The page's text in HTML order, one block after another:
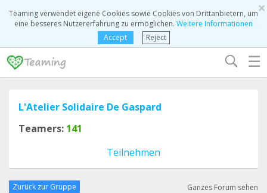
×
Teaming verwendet eigene Cookies sowie Cookies von Drittanbietern, um
eine besseres Nutzererfahrung zu ermöglichen. Weitere Informationen
Accept
Reject
☰
L'Atelier Solidaire De Gaspard
Teamers: 141
Teilnehmen
Zurück zur Gruppe Ganzes Forum sehen